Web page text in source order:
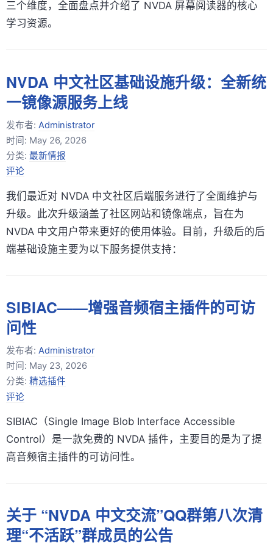
三个维度，全面盘点并介绍了 NVDA 屏幕阅读器的核心
学习资源。
NVDA 中文社区基础设施升级：全新统
一镜像源服务上线
发布者: Administrator
时间: May 26, 2026
分类: 最新情报
评论
我们最近对 NVDA 中文社区后端服务进行了全面维护与
升级。此次升级涵盖了社区网站和镜像端点，旨在为
NVDA 中文用户带来更好的使用体验。目前，升级后的后
端基础设施主要为以下服务提供支持：
SIBIAC——增强音频宿主插件的可访
问性
发布者: Administrator
时间: May 23, 2026
分类: 精选插件
评论
SIBIAC（Single Image Blob Interface Accessible
Control）是一款免费的 NVDA 插件，主要目的是为了提
高音频宿主插件的可访问性。
关于 “NVDA 中文交流”QQ群第八次清
理“不活跃”群成员的公告